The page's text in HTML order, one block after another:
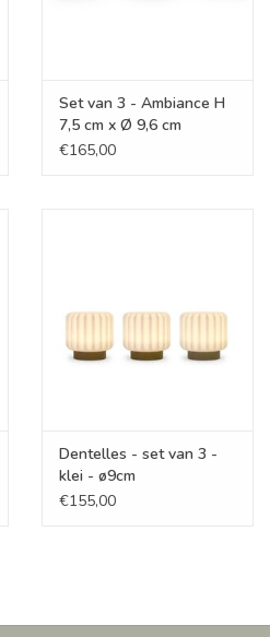
Set van 3 - Ambiance H
7,5 cm x Ø 9,6 cm
€165,00
Dentelles - set van 3 -
klei - ø9cm
€155,00